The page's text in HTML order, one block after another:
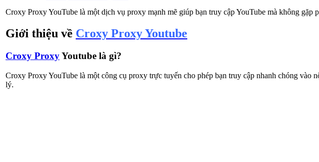
Croxy Proxy YouTube là một dịch vụ proxy mạnh mẽ giúp bạn truy cập YouTube mà không
Giới thiệu về Croxy Proxy Youtube
Croxy ProxyYoutube là gì?
Croxy Proxy YouTube là một công cụ proxy trực tuyến cho phép bạn truy cập nhanh chóng vào
lý.